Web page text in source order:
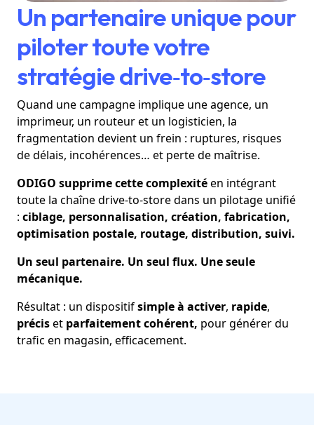
Un partenaire unique pour
piloter toute votre
stratégie drive‑to‑store
Quand une campagne implique une agence, un
imprimeur, un routeur et un logisticien, la
fragmentation devient un frein : ruptures, risques
de délais, incohérences… et perte de maîtrise.
ODIGO supprime cette complexitéen intégrant
toute la chaîne drive-to-store dans un pilotage unifié
: ciblage, personnalisation, création, fabrication,
optimisation postale, routage, distribution, suivi.
Un seul partenaire. Un seul flux. Une seule
mécanique.
Résultat : un dispositifsimple à activer, rapide,
préciset parfaitement cohérent, pour générer du
trafic en magasin, efficacement.